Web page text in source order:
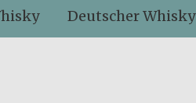
Deutscher Whisky